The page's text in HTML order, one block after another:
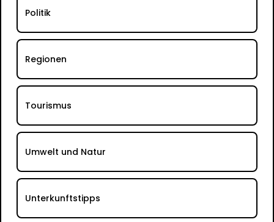
Politik
Regionen
Tourismus
Umwelt und Natur
Unterkunftstipps